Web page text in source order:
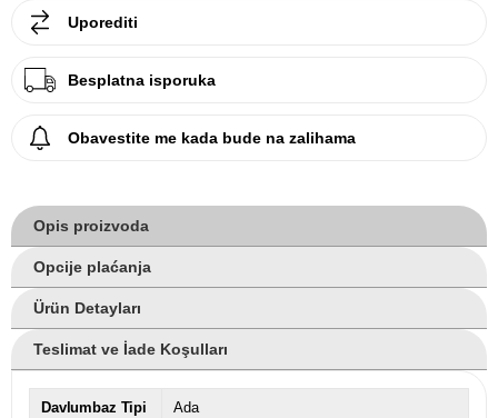
Uporediti
Besplatna isporuka
Obavestite me kada bude na zalihama
Opis proizvoda
Opcije plaćanja
Ürün Detayları
Teslimat ve İade Koşulları
Davlumbaz Tipi Ada